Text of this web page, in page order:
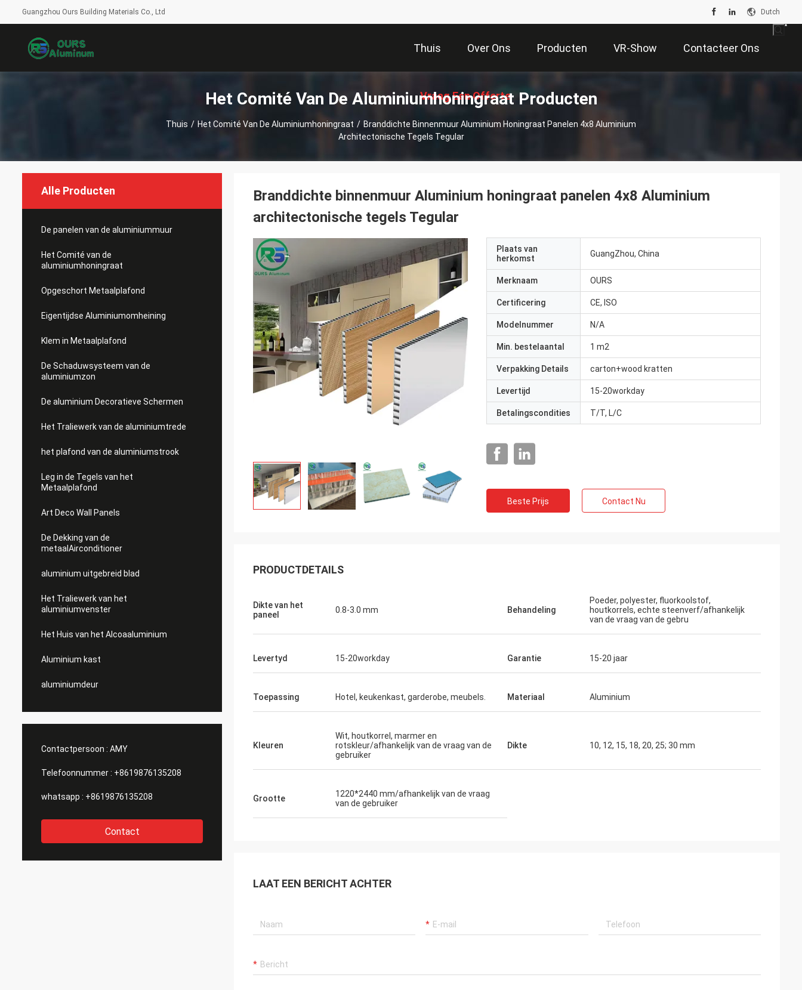
Guangzhou Ours Building Materials Co., Ltd Dutch
Thuis Over Ons Producten VR-Show Contacteer Ons
Vraag Een Offerte
Het Comité Van De Aluminiumhoningraat Producten
Thuis / Het Comité Van De Aluminiumhoningraat / Branddichte Binnenmuur Aluminium Honingraat Panelen 4x8 Aluminium
Architectonische Tegels Tegular
Alle Producten
De panelen van de aluminiummuur
Het Comité van de
aluminiumhoningraat
Opgeschort Metaalplafond
Eigentijdse Aluminiumomheining
Klem in Metaalplafond
De Schaduwsysteem van de
aluminiumzon
De aluminium Decoratieve Schermen
Het Traliewerk van de aluminiumtrede
het plafond van de aluminiumstrook
Leg in de Tegels van het
Metaalplafond
Art Deco Wall Panels
De Dekking van de
metaalAirconditioner
aluminium uitgebreid blad
Het Traliewerk van het
aluminiumvenster
Het Huis van het Alcoaaluminium
Aluminium kast
aluminiumdeur
Contactpersoon : AMY
Telefoonnummer : +8619876135208
whatsapp : +8619876135208
Contact
Branddichte binnenmuur Aluminium honingraat panelen 4x8 Aluminium
architectonische tegels Tegular
Plaats van
herkomst
GuangZhou, China
Merknaam OURS
Certificering CE, ISO
Modelnummer N/A
Min. bestelaantal 1 m2
Verpakking Details carton+wood kratten
Levertijd 15-20workday
Betalingscondities T/T, L/C
Beste Prijs Contact Nu
PRODUCTDETAILS
Dikte van het
paneel
0.8-3.0 mm Behandeling
Poeder, polyester, fluorkoolstof,
houtkorrels, echte steenverf/afhankelijk
van de vraag van de gebru
Levertyd 15-20workday Garantie 15-20 jaar
Toepassing Hotel, keukenkast, garderobe, meubels. Materiaal Aluminium
Kleuren
Wit, houtkorrel, marmer en
rotskleur/afhankelijk van de vraag van de
gebruiker
Dikte 10, 12, 15, 18, 20, 25; 30 mm
Grootte
1220*2440 mm/afhankelijk van de vraag
van de gebruiker
LAAT EEN BERICHT ACHTER